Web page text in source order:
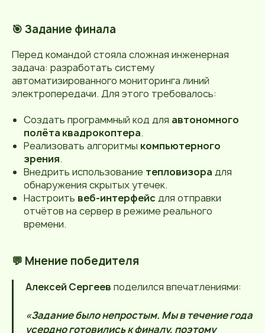
🎯 Задание финала
Перед командой стояла сложная инженерная
задача: разработать систему
автоматизированного мониторинга линий
электропередачи. Для этого требовалось:
Создать программный код для автономного
полёта квадрокоптера.
Реализовать алгоритмы компьютерного
зрения.
Внедрить использование тепловизора для
обнаружения скрытых утечек.
Настроить веб-интерфейс для отправки
отчётов на сервер в режиме реального
времени.
💬 Мнение победителя
Алексей Сергеев поделился впечатлениями:
«Задание было непростым. Мы в течение года
усердно готовились к финалу, поэтому